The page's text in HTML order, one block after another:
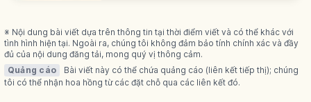
※ Nội dung bài viết dựa trên thông tin tại thời điểm viết và có thể khác với
tình hình hiện tại. Ngoài ra, chúng tôi không đảm bảo tính chính xác và đầy
đủ của nội dung đăng tải, mong quý vị thông cảm.
Quảng cáo
Bài viết này có thể chứa quảng cáo (liên kết tiếp thị); chúng
tôi có thể nhận hoa hồng từ các đặt chỗ qua các liên kết đó.